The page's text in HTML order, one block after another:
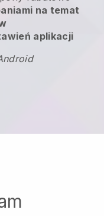
na temat
aplikacji